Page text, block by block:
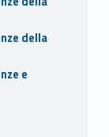
della
e